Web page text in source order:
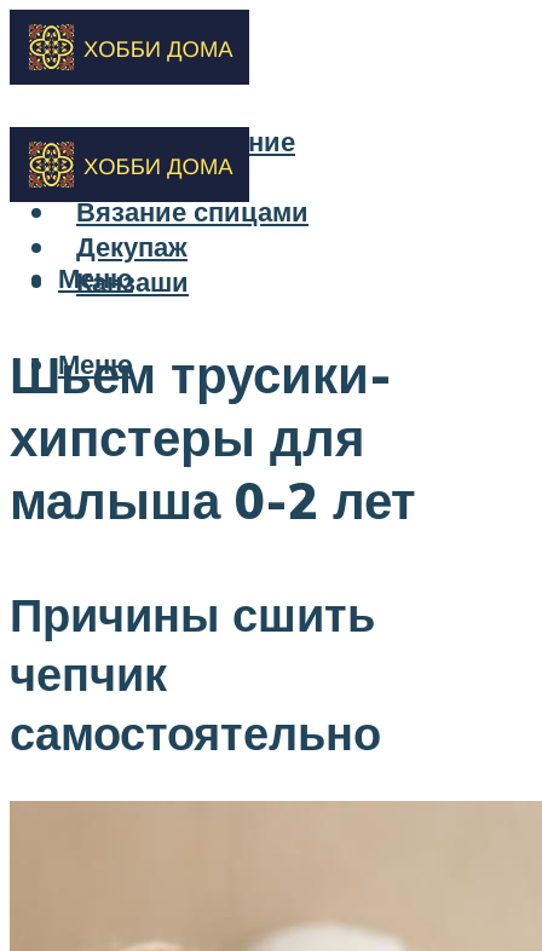
Бисероплетение
Вышивка
Вязание спицами
Декупаж
Канзаши
Меню
Меню
Шьем трусики-
хипстеры для
малыша 0-2 лет
Причины сшить
чепчик
самостоятельно